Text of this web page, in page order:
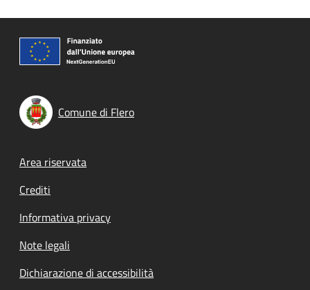
Comune di Flero
Footer menu
Area riservata
Crediti
Informativa privacy
Note legali
Dichiarazione di accessibilità